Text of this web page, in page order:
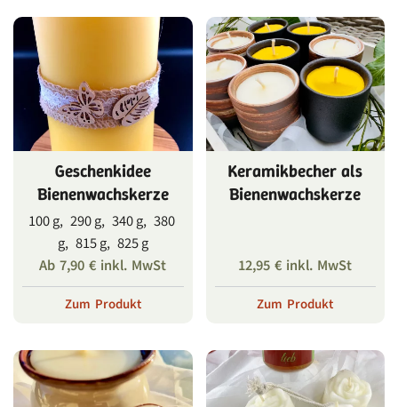
Geschenkidee
Bienenwachskerze
100 g, 290 g, 340 g, 380
g, 815 g, 825 g
Ab7,90€ inkl. MwSt
Zum Produkt
Keramikbecher als
Bienenwachskerze
12,95€ inkl. MwSt
Zum Produkt